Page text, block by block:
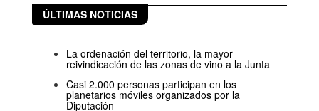
ÚLTIMAS NOTICIAS
La ordenación del territorio, la mayor
reivindicación de las zonas de vino a la Junta
Casi 2.000 personas participan en los
planetarios móviles organizados por la
Diputación